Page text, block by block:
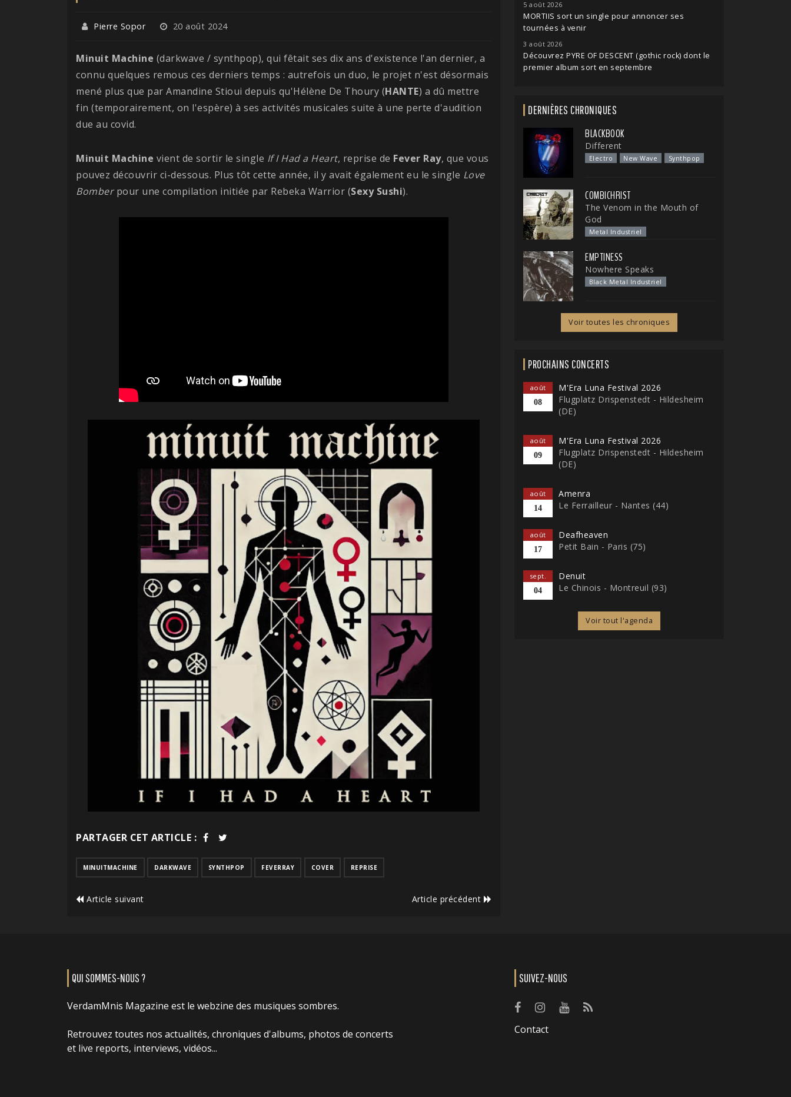
Pierre Sopor 20 août 2024
Minuit Machine (darkwave / synthpop), qui fêtait ses dix ans d'existence l'an dernier, a
connu quelques remous ces derniers temps : autrefois un duo, le projet n'est désormais
mené plus que par Amandine Stioui depuis qu'Hélène De Thoury (HANTE) a dû mettre
fin (temporairement, on l'espère) à ses activités musicales suite à une perte d'audition
due au covid.
Minuit Machine vient de sortir le single If I Had a Heart, reprise de Fever Ray, que vous
pouvez découvrir ci-dessous. Plus tôt cette année, il y avait également eu le single Love
Bomberpour une compilation initiée par Rebeka Warrior (Sexy Sushi).
PARTAGER CET ARTICLE :
MINUITMACHINE DARKWAVE SYNTHPOP FEVERRAY COVER REPRISE
Article suivant Article précédent
5 août 2026
MORTIIS sort un single pour annoncer ses
tournées à venir
3 août 2026
Découvrez PYRE OF DESCENT (gothic rock) dont le
premier album sort en septembre
DERNIÈRES CHRONIQUES
BLACKBOOK
Different
Electro New Wave Synthpop
COMBICHRIST
The Venom in the Mouth of
God
Metal Industriel
EMPTINESS
Nowhere Speaks
Black Metal Industriel
Voir toutes les chroniques
PROCHAINS CONCERTS
août
08
M'Era Luna Festival 2026
Flugplatz Drispenstedt - Hildesheim
(DE)
août
09
M'Era Luna Festival 2026
Flugplatz Drispenstedt - Hildesheim
(DE)
août
14
Amenra
Le Ferrailleur - Nantes (44)
août
17
Deafheaven
Petit Bain - Paris (75)
sept.
04
Denuit
Le Chinois - Montreuil (93)
Voir tout l'agenda
QUI SOMMES-NOUS ?
VerdamMnis Magazine est le webzine des musiques sombres.
Retrouvez toutes nos actualités, chroniques d'albums, photos de concerts
et live reports, interviews, vidéos...
SUIVEZ-NOUS
Contact